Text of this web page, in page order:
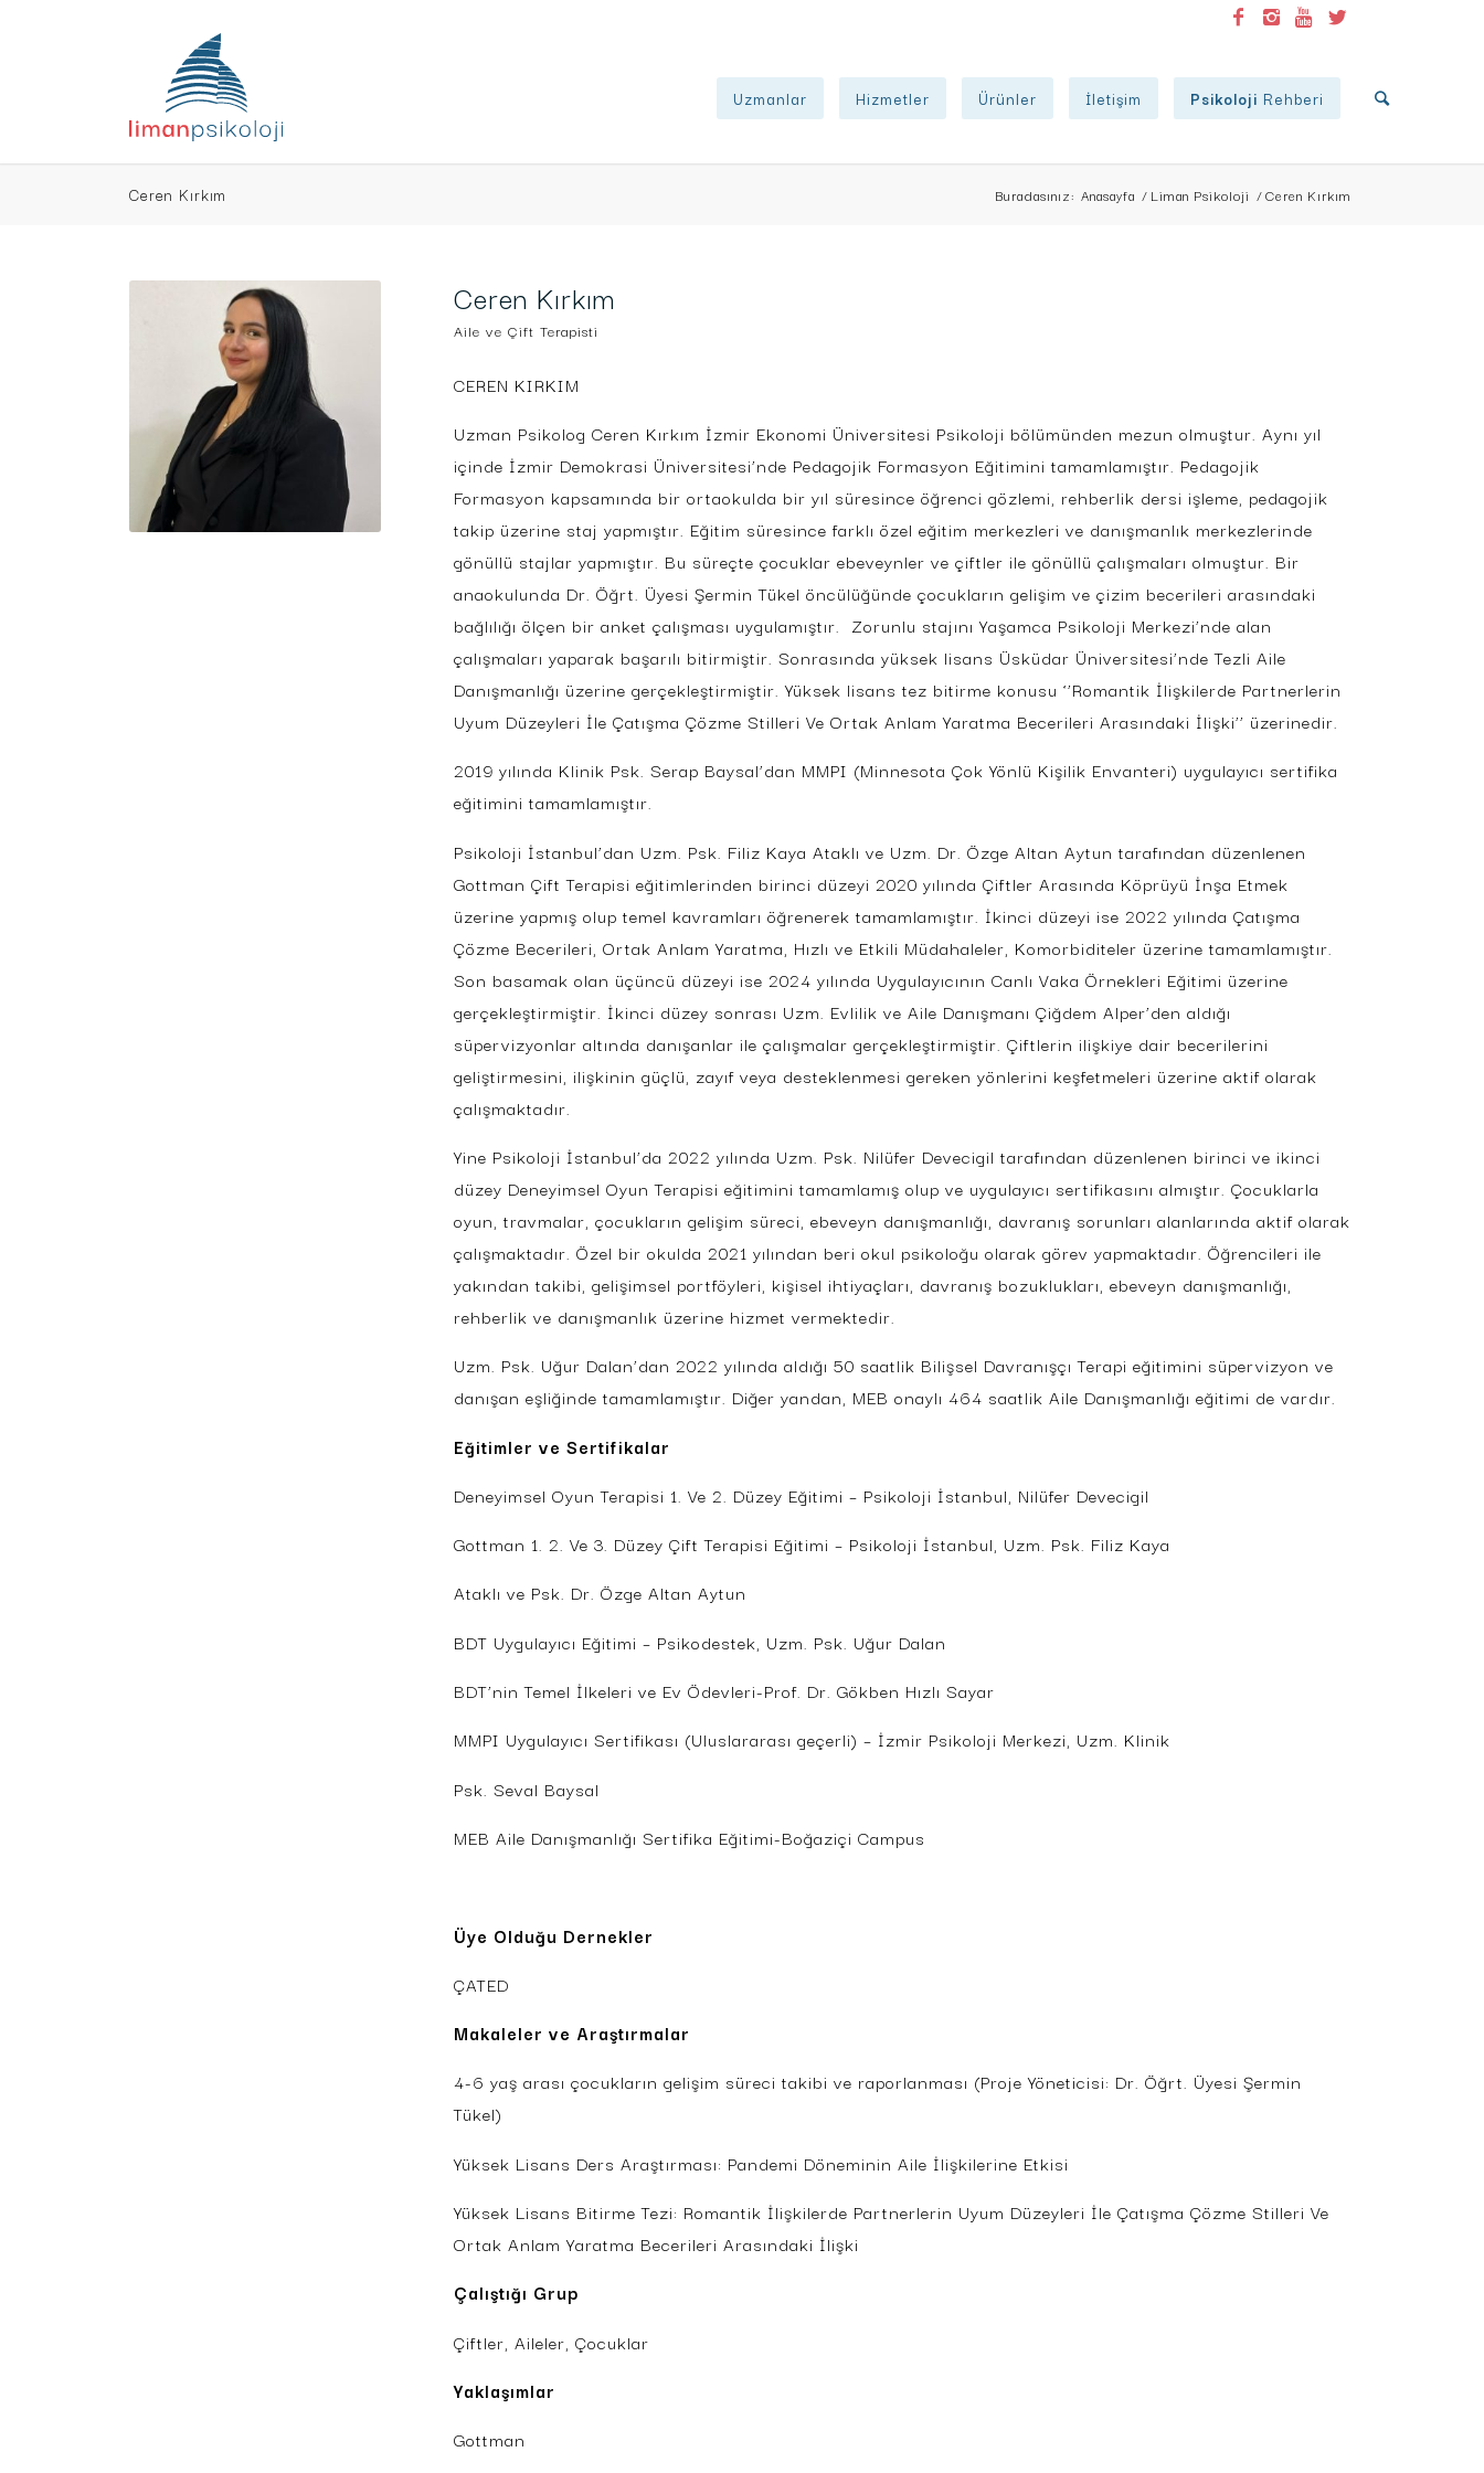
Uzmanlar Hizmetler Ürünler İletişim Psikoloji Rehberi
Ceren Kırkım Buradasınız: Anasayfa / Liman Psikoloji /Ceren Kırkım
Ceren Kırkım
Aile ve Çift Terapisti
CEREN KIRKIM
Uzman Psikolog Ceren Kırkım İzmir Ekonomi Üniversitesi Psikoloji bölümünden mezun olmuştur. Aynı yıl
içinde İzmir Demokrasi Üniversitesi’nde Pedagojik Formasyon Eğitimini tamamlamıştır. Pedagojik
Formasyon kapsamında bir ortaokulda bir yıl süresince öğrenci gözlemi, rehberlik dersi işleme, pedagojik
takip üzerine staj yapmıştır. Eğitim süresince farklı özel eğitim merkezleri ve danışmanlık merkezlerinde
gönüllü stajlar yapmıştır. Bu süreçte çocuklar ebeveynler ve çiftler ile gönüllü çalışmaları olmuştur. Bir
anaokulunda Dr. Öğrt. Üyesi Şermin Tükel öncülüğünde çocukların gelişim ve çizim becerileri arasındaki
bağlılığı ölçen bir anket çalışması uygulamıştır. Zorunlu stajını Yaşamca Psikoloji Merkezi’nde alan
çalışmaları yaparak başarılı bitirmiştir. Sonrasında yüksek lisans Üsküdar Üniversitesi’nde Tezli Aile
Danışmanlığı üzerine gerçekleştirmiştir. Yüksek lisans tez bitirme konusu ‘’Romantik İlişkilerde Partnerlerin
Uyum Düzeyleri İle Çatışma Çözme Stilleri Ve Ortak Anlam Yaratma Becerileri Arasındaki İlişki’’ üzerinedir.
2019 yılında Klinik Psk. Serap Baysal’dan MMPI (Minnesota Çok Yönlü Kişilik Envanteri) uygulayıcı sertifika
eğitimini tamamlamıştır.
Psikoloji İstanbul’dan Uzm. Psk. Filiz Kaya Ataklı ve Uzm. Dr. Özge Altan Aytun tarafından düzenlenen
Gottman Çift Terapisi eğitimlerinden birinci düzeyi 2020 yılında Çiftler Arasında Köprüyü İnşa Etmek
üzerine yapmış olup temel kavramları öğrenerek tamamlamıştır. İkinci düzeyi ise 2022 yılında Çatışma
Çözme Becerileri, Ortak Anlam Yaratma, Hızlı ve Etkili Müdahaleler, Komorbiditeler üzerine tamamlamıştır.
Son basamak olan üçüncü düzeyi ise 2024 yılında Uygulayıcının Canlı Vaka Örnekleri Eğitimi üzerine
gerçekleştirmiştir. İkinci düzey sonrası Uzm. Evlilik ve Aile Danışmanı Çiğdem Alper’den aldığı
süpervizyonlar altında danışanlar ile çalışmalar gerçekleştirmiştir. Çiftlerin ilişkiye dair becerilerini
geliştirmesini, ilişkinin güçlü, zayıf veya desteklenmesi gereken yönlerini keşfetmeleri üzerine aktif olarak
çalışmaktadır.
Yine Psikoloji İstanbul’da 2022 yılında Uzm. Psk. Nilüfer Devecigil tarafından düzenlenen birinci ve ikinci
düzey Deneyimsel Oyun Terapisi eğitimini tamamlamış olup ve uygulayıcı sertifikasını almıştır. Çocuklarla
oyun, travmalar, çocukların gelişim süreci, ebeveyn danışmanlığı, davranış sorunları alanlarında aktif olarak
çalışmaktadır. Özel bir okulda 2021 yılından beri okul psikoloğu olarak görev yapmaktadır. Öğrencileri ile
yakından takibi, gelişimsel portföyleri, kişisel ihtiyaçları, davranış bozuklukları, ebeveyn danışmanlığı,
rehberlik ve danışmanlık üzerine hizmet vermektedir.
Uzm. Psk. Uğur Dalan’dan 2022 yılında aldığı 50 saatlik Bilişsel Davranışçı Terapi eğitimini süpervizyon ve
danışan eşliğinde tamamlamıştır. Diğer yandan, MEB onaylı 464 saatlik Aile Danışmanlığı eğitimi de vardır.
Eğitimler ve Sertifikalar
Deneyimsel Oyun Terapisi 1. Ve 2. Düzey Eğitimi – Psikoloji İstanbul, Nilüfer Devecigil
Gottman 1. 2. Ve 3. Düzey Çift Terapisi Eğitimi – Psikoloji İstanbul, Uzm. Psk. Filiz Kaya
Ataklı ve Psk. Dr. Özge Altan Aytun
BDT Uygulayıcı Eğitimi – Psikodestek, Uzm. Psk. Uğur Dalan
BDT’nin Temel İlkeleri ve Ev Ödevleri-Prof. Dr. Gökben Hızlı Sayar
MMPI Uygulayıcı Sertifikası (Uluslararası geçerli) – İzmir Psikoloji Merkezi, Uzm. Klinik
Psk. Seval Baysal
MEB Aile Danışmanlığı Sertifika Eğitimi-Boğaziçi Campus
Üye Olduğu Dernekler
ÇATED
Makaleler ve Araştırmalar
4-6 yaş arası çocukların gelişim süreci takibi ve raporlanması (Proje Yöneticisi: Dr. Öğrt. Üyesi Şermin
Tükel)
Yüksek Lisans Ders Araştırması: Pandemi Döneminin Aile İlişkilerine Etkisi
Yüksek Lisans Bitirme Tezi: Romantik İlişkilerde Partnerlerin Uyum Düzeyleri İle Çatışma Çözme Stilleri Ve
Ortak Anlam Yaratma Becerileri Arasındaki İlişki
Çalıştığı Grup
Çiftler, Aileler, Çocuklar
Yaklaşımlar
Gottman